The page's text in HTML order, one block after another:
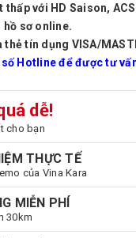
với HD Saison,
hồ sơ online.
thẻ tín dụng VISA/
Hotline để được tư
dễ!
cho bạn
THỰC TẾ
của Vina Kara
MIỄN PHÍ
30km